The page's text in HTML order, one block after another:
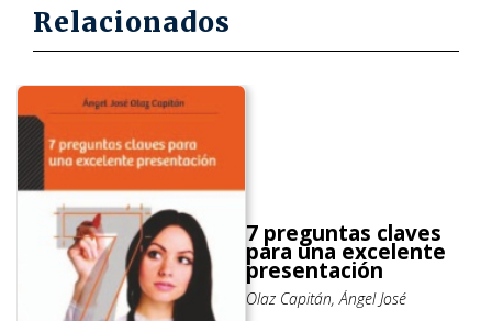
Relacionados
7 preguntas claves
para una excelente
presentación
Olaz Capitán, Ángel José